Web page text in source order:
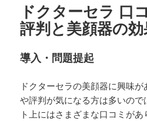
ドクターセラ 口
評判と美顔器の
導入・問題提起
ドクターセラの美顔器に興味
や評判が気になる方は多いの
ト上にはさまざまな口コミが